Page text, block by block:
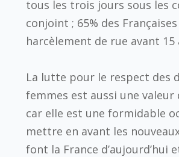
tous les trois jours sous les
conjoint ; 65% des
harcèlement de rue avant 15
La lutte pour le respect des
femmes est aussi une valeur
car elle est une formidable
mettre en avant les
font la France d’aujourd’hui